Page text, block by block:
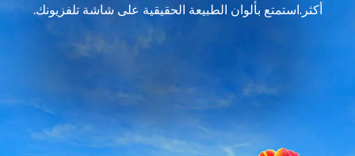
أكثر.استمتع بألوان الطبيعة الحقيقية على شاشة تلفزيونك.